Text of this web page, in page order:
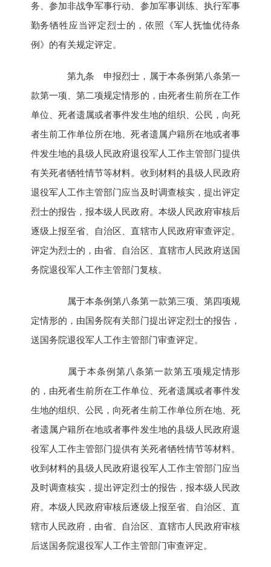
务、参加非战争军事行动、参加军事训练、执行军事
勤务牺牲应当评定烈士的，依照《军人抚恤优待条
例》的有关规定评定。
第九条 申报烈士，属于本条例第八条第一
款第一项、第二项规定情形的，由死者生前所在工作
单位、死者遗属或者事件发生地的组织、公民，向死
者生前工作单位所在地、死者遗属户籍所在地或者事
件发生地的县级人民政府退役军人工作主管部门提供
有关死者牺牲情节等材料。收到材料的县级人民政府
退役军人工作主管部门应当及时调查核实，提出评定
烈士的报告，报本级人民政府。本级人民政府审核后
逐级上报至省、自治区、直辖市人民政府审查评定。
评定为烈士的，由省、自治区、直辖市人民政府送国
务院退役军人工作主管部门复核。
属于本条例第八条第一款第三项、第四项规
定情形的，由国务院有关部门提出评定烈士的报告，
送国务院退役军人工作主管部门审查评定。
属于本条例第八条第一款第五项规定情形
的，由死者生前所在工作单位、死者遗属或者事件发
生地的组织、公民，向死者生前工作单位所在地、死
者遗属户籍所在地或者事件发生地的县级人民政府退
役军人工作主管部门提供有关死者牺牲情节等材料。
收到材料的县级人民政府退役军人工作主管部门应当
及时调查核实，提出评定烈士的报告，报本级人民政
府。本级人民政府审核后逐级上报至省、自治区、直
辖市人民政府，由省、自治区、直辖市人民政府审核
后送国务院退役军人工作主管部门审查评定。